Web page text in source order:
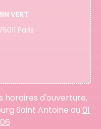
VERT
Paris
horaires d'ouverture,
Saint Antoine au 01